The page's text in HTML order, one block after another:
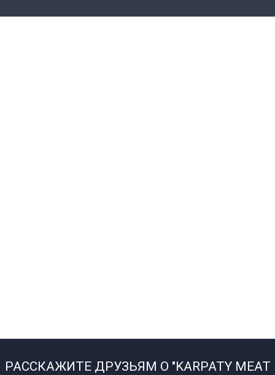
РАССКАЖИТЕ ДРУЗЬЯМ О "KARPATY MEAT